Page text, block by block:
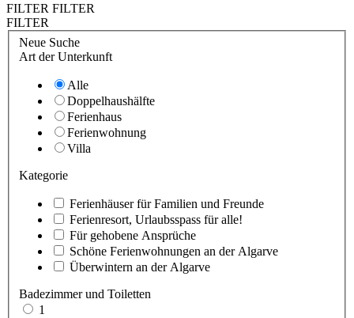
FILTER FILTER
FILTER
Neue Suche
Art der Unterkunft
Alle
Doppelhaushälfte
Ferienhaus
Ferienwohnung
Villa
Kategorie
Ferienhäuser für Familien und Freunde
Ferienresort, Urlaubsspass für alle!
Für gehobene Ansprüche
Schöne Ferienwohnungen an der Algarve
Überwintern an der Algarve
Badezimmer und Toiletten
1